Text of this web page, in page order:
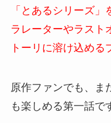
「とあるシリーズ
ラレーターやラスト
トーリに溶け込める
原作ファンでも、ま
も楽しめる第一話で